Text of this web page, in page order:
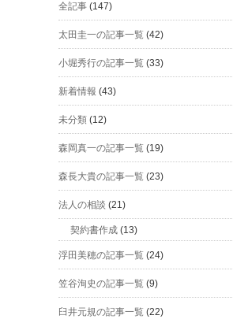
全記事 (147)
太田圭一の記事一覧 (42)
小堀秀行の記事一覧 (33)
新着情報 (43)
未分類 (12)
森岡真一の記事一覧 (19)
森長大貴の記事一覧 (23)
法人の相談 (21)
契約書作成 (13)
浮田美穂の記事一覧 (24)
笠谷洵史の記事一覧 (9)
臼井元規の記事一覧 (22)